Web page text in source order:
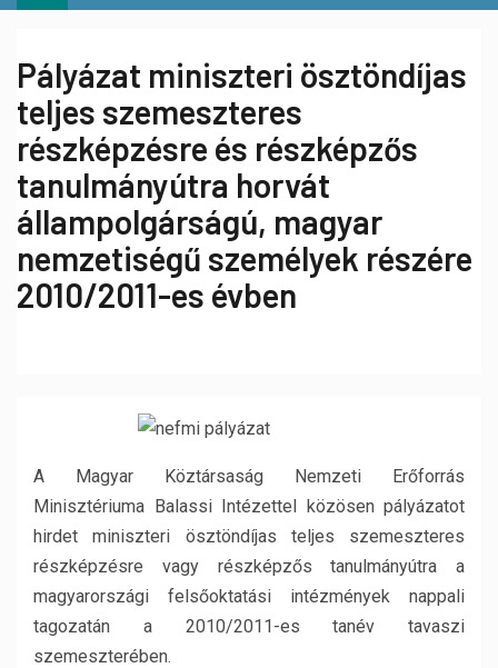
Pályázat miniszteri ösztöndíjas
teljes szemeszteres
részképzésre és részképzős
tanulmányútra horvát
állampolgárságú, magyar
nemzetiségű személyek részére
2010/2011-es évben
A Magyar Köztársaság Nemzeti Erőforrás
Minisztériuma Balassi Intézettel közösen pályázatot
hirdet miniszteri ösztöndíjas teljes szemeszteres
részképzésre vagy részképzős tanulmányútra a
magyarországi felsőoktatási intézmények nappali
tagozatán a 2010/2011-es tanév tavaszi
szemeszterében.